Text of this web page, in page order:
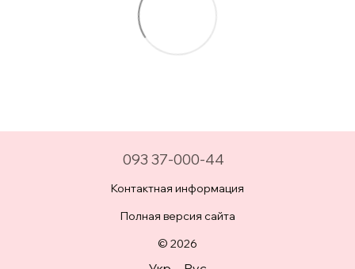
093 37-000-44
Контактная информация
Полная версия сайта
© 2026